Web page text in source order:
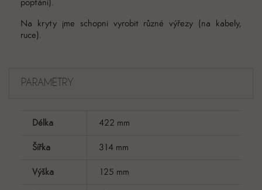
poptání).
Na kryty jme schopni vyrobit různé výřezy (na kabely,
ruce).
PARAMETRY
Délka 422 mm
Šířka 314 mm
Výška 125 mm